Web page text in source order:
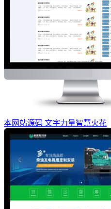
本网站源码 文字力量智慧火花